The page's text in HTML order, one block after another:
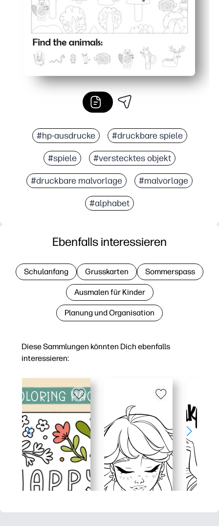
#hp-ausdrucke #druckbare spiele
#spiele #verstecktes objekt
#druckbare malvorlage #malvorlage
#alphabet
Diese Sammlungen könnten Dich ebenfalls
interessieren:
Ebenfalls interessieren
Schulanfang Grusskarten Sommerspass
Ausmalen für Kinder
Planung und Organisation